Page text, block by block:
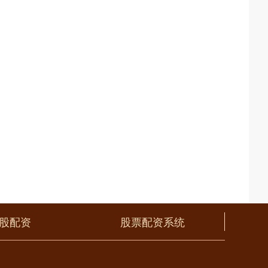
配资 股票配资系统